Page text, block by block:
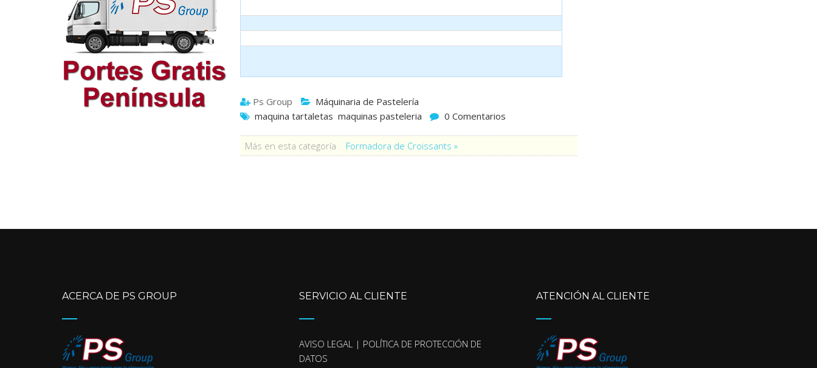
Ps Group
Máquinaria de Pastelería
maquina tartaletas maquinas pasteleria 0 Comentarios
Más en esta categoría Formadora de Croissants »
ACERCA DE PS GROUP SERVICIO AL CLIENTE
AVISO LEGAL | POLÍTICA DE PROTECCIÓN DE
DATOS
ATENCIÓN AL CLIENTE